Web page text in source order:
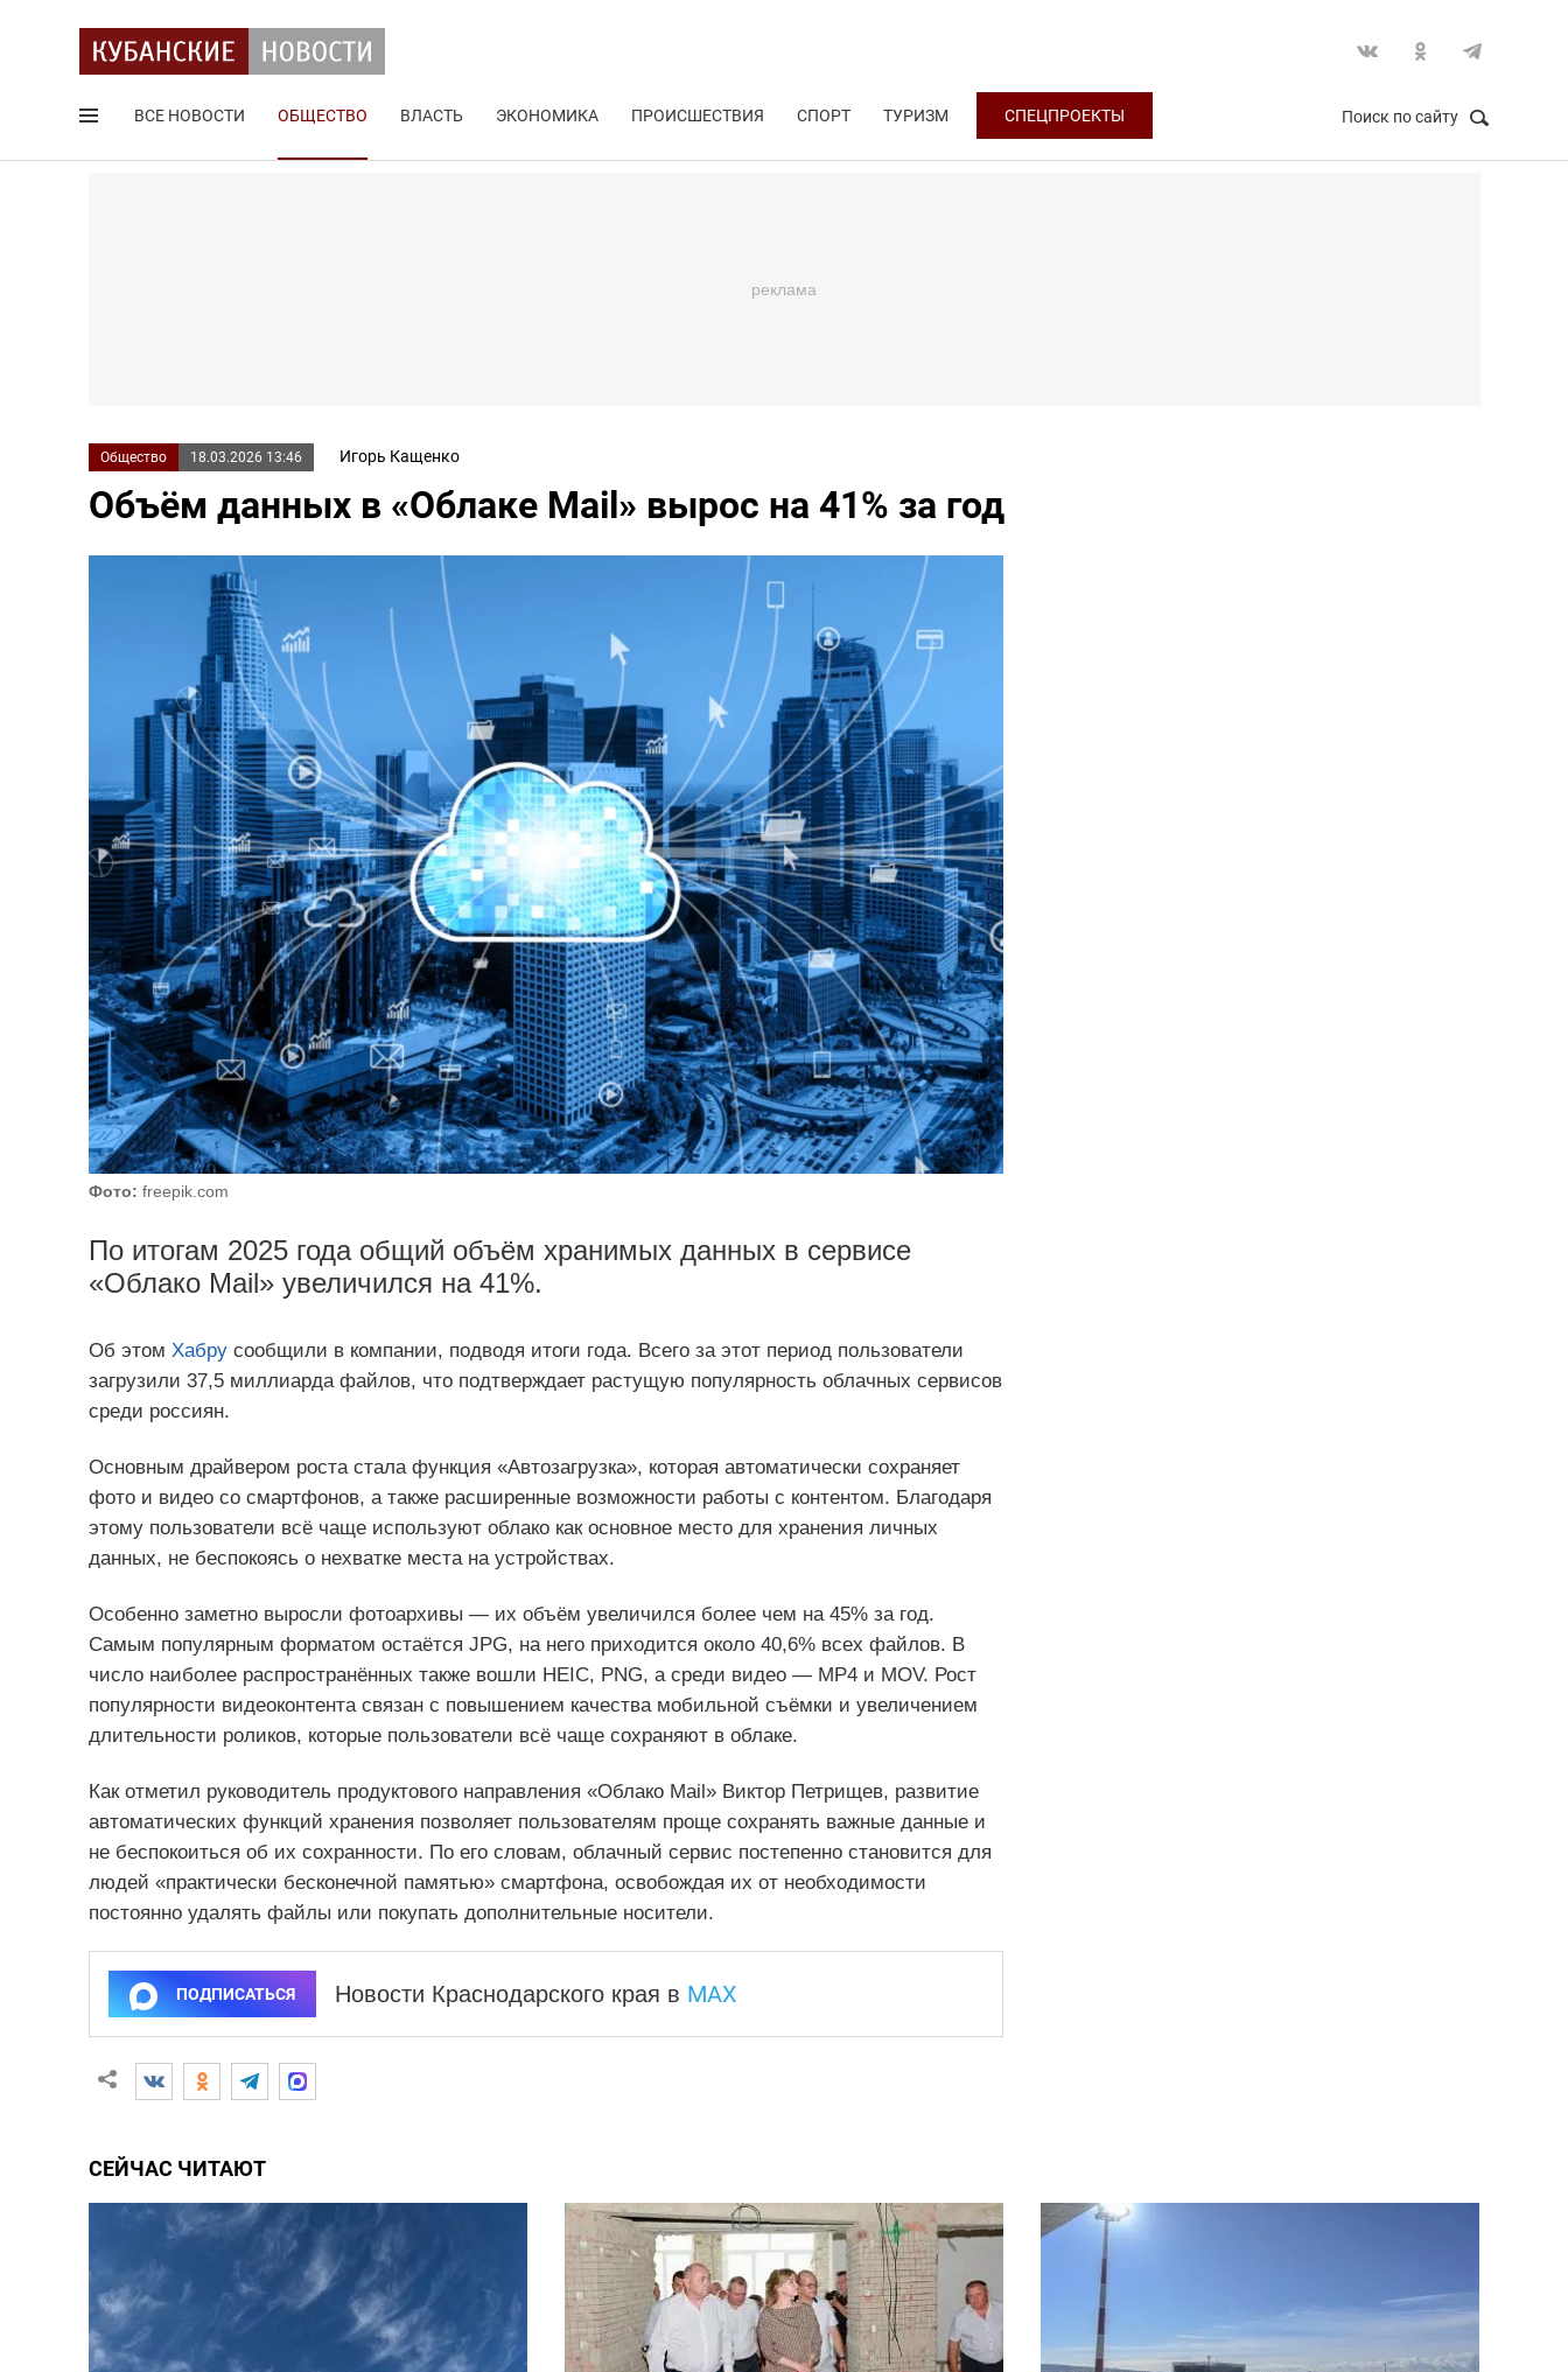
ВСЕ НОВОСТИ ОБЩЕСТВО ВЛАСТЬ ЭКОНОМИКА ПРОИСШЕСТВИЯ СПОРТ ТУРИЗМ СПЕЦПРОЕКТЫ Поиск по сайту
Общество 18.03.2026 13:46 Игорь Кащенко
Объём данных в «Облаке Mail» вырос на 41% за год
Фото: freepik.com
По итогам 2025 года общий объём хранимых данных в сервисе
«Облако Mail» увеличился на 41%.
Об этом Хабрусообщили в компании, подводя итоги года. Всего за этот период пользователи
загрузили 37,5 миллиарда файлов, что подтверждает растущую популярность облачных сервисов
среди россиян.
Основным драйвером роста стала функция «Автозагрузка», которая автоматически сохраняет
фото и видео со смартфонов, а также расширенные возможности работы с контентом. Благодаря
этому пользователи всё чаще используют облако как основное место для хранения личных
данных, не беспокоясь о нехватке места на устройствах.
Особенно заметно выросли фотоархивы — их объём увеличился более чем на 45% за год.
Самым популярным форматом остаётся JPG, на него приходится около 40,6% всех файлов. В
число наиболее распространённых также вошли HEIC, PNG, а среди видео — MP4 и MOV. Рост
популярности видеоконтента связан с повышением качества мобильной съёмки и увеличением
длительности роликов, которые пользователи всё чаще сохраняют в облаке.
Как отметил руководитель продуктового направления «Облако Mail» Виктор Петрищев, развитие
автоматических функций хранения позволяет пользователям проще сохранять важные данные и
не беспокоиться об их сохранности. По его словам, облачный сервис постепенно становится для
людей «практически бесконечной памятью» смартфона, освобождая их от необходимости
постоянно удалять файлы или покупать дополнительные носители.
ПОДПИСАТЬСЯ Новости Краснодарского края в MAX
СЕЙЧАС ЧИТАЮТ